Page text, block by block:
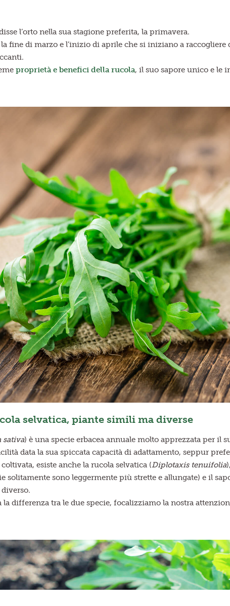
l’orto nella sua stagione preferita, la primavera.
fine di marzo e l’inizio di aprile che si iniziano a
proprietà e benefici della rucola, il suo sapore unico e le
selvatica, piante simili ma diverse
sativa) è una specie erbacea annuale molto apprezzata per il
data la sua spiccata capacità di adattamento, seppur
esiste anche la rucola selvatica (Diplotaxis tenuifolia
solitamente sono leggermente più strette e allungate) e il
la differenza tra le due specie, focalizziamo la nostra